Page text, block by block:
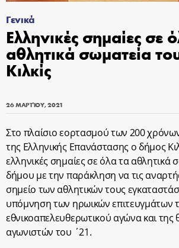
Γενικά
Ελληνικές σημαίες σε
αθλητικά σωματεία
Κιλκίς
26 ΜΑΡΤΊΟΥ, 2021
Στο πλαίσιο εορτασμού των 200
της Ελληνικής Επανάστασης ο δήμος
ελληνικές σημαίες σε όλα τα αθλητικά
δήμου με την παράκληση να τις
σημείο των αθλητικών τους
υπόμνηση των ηρωικών επιτευγμάτων
εθνικοαπελευθερωτικού αγώνα και της
αγωνιστών του ΄21.